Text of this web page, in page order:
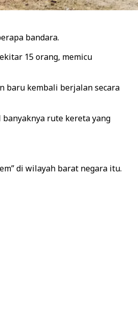
bandara.
15 orang, memicu
baru kembali berjalan secara
rute kereta yang
di wilayah barat negara itu.